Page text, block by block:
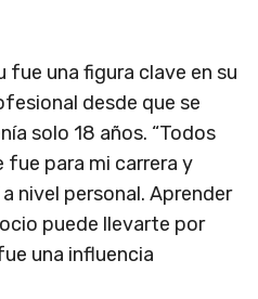
fue una figura clave en su
desde que se
solo 18 años. “Todos
para mi carrera y
nivel personal. Aprender
puede llevarte por
una influencia